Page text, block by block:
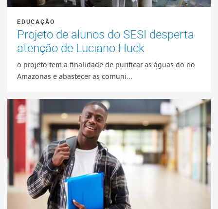
EDUCAÇÃO
Projeto de alunos do SESI desperta
atenção de Luciano Huck
o projeto tem a finalidade de purificar as águas do rio
Amazonas e abastecer as comuni...